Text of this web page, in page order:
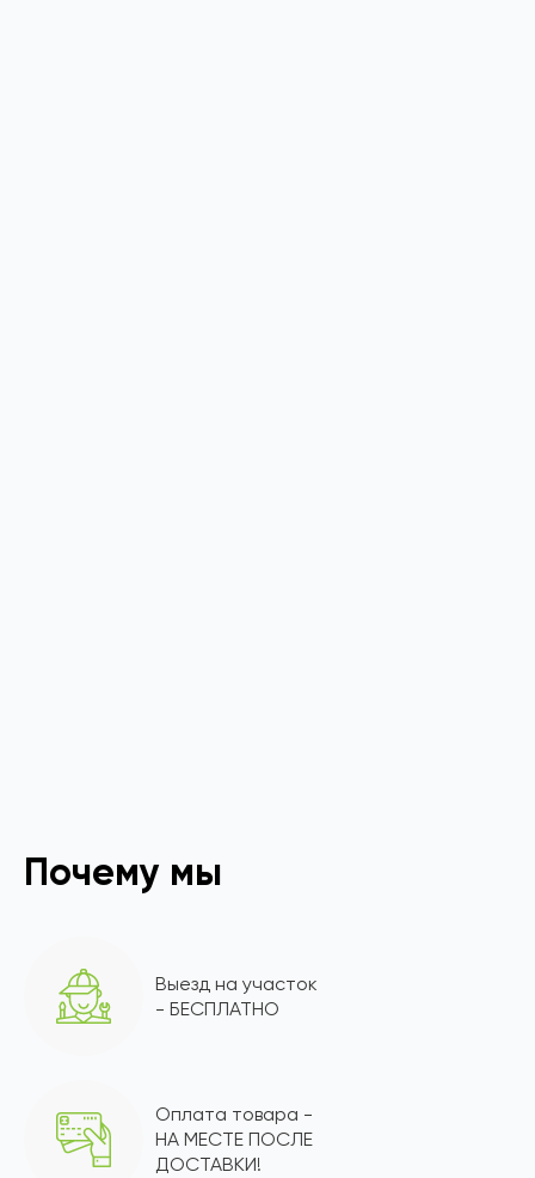
Почему мы
Выезд на участок
- БЕСПЛАТНО
Оплата товара -
НА МЕСТЕ ПОСЛЕ
ДОСТАВКИ!